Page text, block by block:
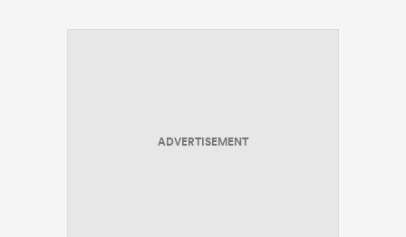
ADVERTISEMENT